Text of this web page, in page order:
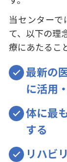
当センター
て、以下の理
療にあたるこ
最新の
に活用
体に最
する
リハビ